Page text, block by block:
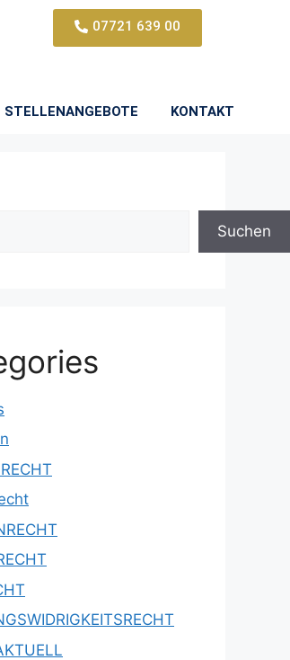
07721 639 00
STELLENANGEBOTE KONTAKT
Suchen